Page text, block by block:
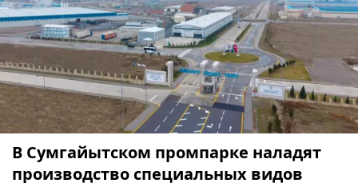
В Сумгайытском промпарке наладят
производство специальных видов